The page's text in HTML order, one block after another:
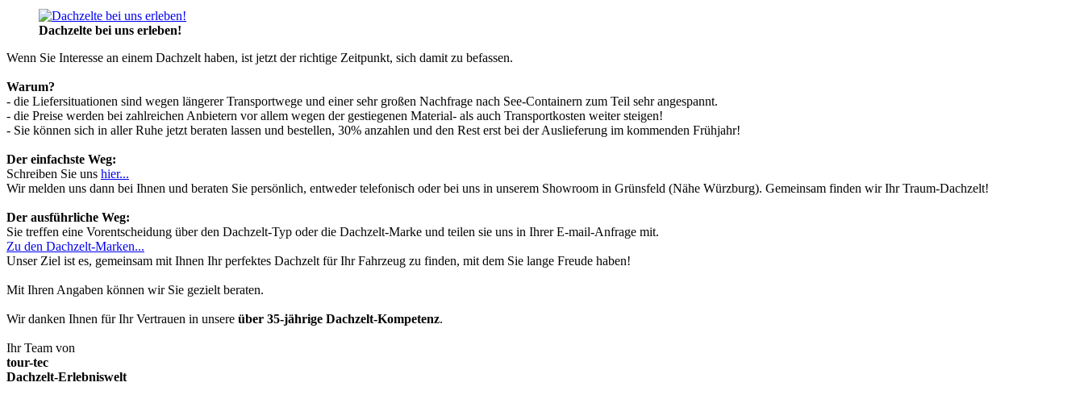
Dachzelte bei uns erleben!
Wenn Sie Interesse an einem Dachzelt haben, ist jetzt der richtige Zeitpunkt, sich damit zu befassen.
Warum?
- die Liefersituationen sind wegen längerer Transportwege und einer sehr großen Nachfrage nach See-Containern zum Teil sehr angespannt.
- die Preise werden bei zahlreichen Anbietern vor allem wegen der gestiegenen Material- als auch Transportkosten weiter steigen!
- Sie können sich in aller Ruhe jetzt beraten lassen und bestellen, 30% anzahlen und den Rest erst bei der Auslieferung im kommenden Frühjahr!
Der einfachste Weg:
Schreiben Sie uns hier...
Wir melden uns dann bei Ihnen und beraten Sie persönlich, entweder telefonisch oder bei uns in unserem Showroom in Grünsfeld (Nähe Würzburg). Gemeinsam finden wir Ihr Traum-Dachzelt!
Der ausführliche Weg:
Sie treffen eine Vorentscheidung über den Dachzelt-Typ oder die Dachzelt-Marke und teilen sie uns in Ihrer E-mail-Anfrage mit.
Zu den Dachzelt-Marken...
Unser Ziel ist es, gemeinsam mit Ihnen Ihr perfektes Dachzelt für Ihr Fahrzeug zu finden, mit dem Sie lange Freude haben!
Mit Ihren Angaben können wir Sie gezielt beraten.
Wir danken Ihnen für Ihr Vertrauen in unsere über 35-jährige Dachzelt-Kompetenz.
Ihr Team von
tour-tec
Dachzelt-Erlebniswelt